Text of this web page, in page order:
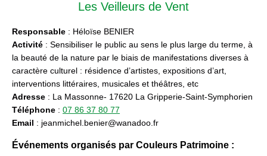
Les Veilleurs de Vent
Responsable : Héloïse BENIER
Activité : Sensibiliser le public au sens le plus large du terme, à
la beauté de la nature par le biais de manifestations diverses à
caractère culturel : résidence d’artistes, expositions d’art,
interventions littéraires, musicales et théâtres, etc
Adresse : La Massonne- 17620 La Gripperie-Saint-Symphorien
Téléphone : 07 86 37 80 77
Email : jeanmichel.benier@wanadoo.fr
Événements organisés par Couleurs Patrimoine :